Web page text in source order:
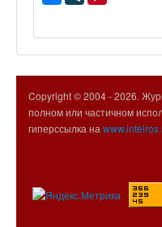
Copyright © 2004 -2026.
полном или частичном
гиперссылка на